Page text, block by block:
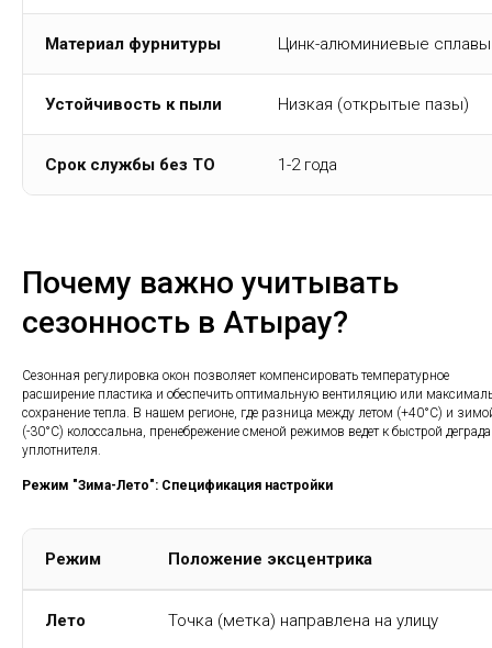
Материал фурнитуры Цинк-алюминиевые сплавы
Устойчивость к пыли Низкая (открытые пазы)
Срок службы без ТО 1-2 года
Почему важно учитывать
сезонность в Атырау?
Сезонная регулировка окон позволяет компенсировать температурное
расширение пластика и обеспечить оптимальную вентиляцию или
сохранение тепла. В нашем регионе, где разница между летом (+40°C) и
(-30°C) колоссальна, пренебрежение сменой режимов ведет к быстрой
уплотнителя.
Режим "Зима-Лето": Спецификация настройки
Режим Положение эксцентрика
Лето Точка (метка) направлена на улицу